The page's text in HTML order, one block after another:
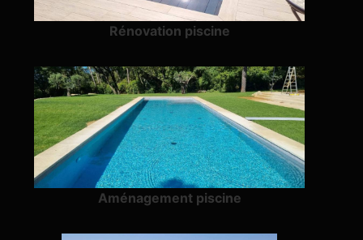
Rénovation piscine
Aménagement piscine